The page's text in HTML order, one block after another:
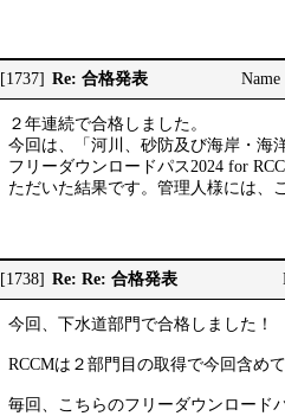
[1737] Re: 合格発表
２年連続で合格しました。
今回は、「河川、砂防及び海岸・海
フリーダウンロードパス2024 for
ただいた結果です。管理人様には、
[1738] Re: Re: 合格発表
今回、下水道部門で合格しました！
RCCMは２部門目の取得で今回含め
毎回、こちらのフリーダウンロード